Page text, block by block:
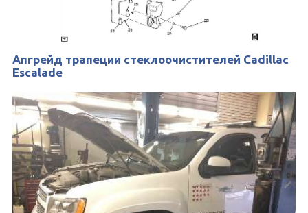
Апгрейд трапеции стеклоочистителей Cadillac
Escalade